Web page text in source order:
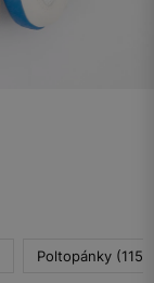
Poltopánky (115)